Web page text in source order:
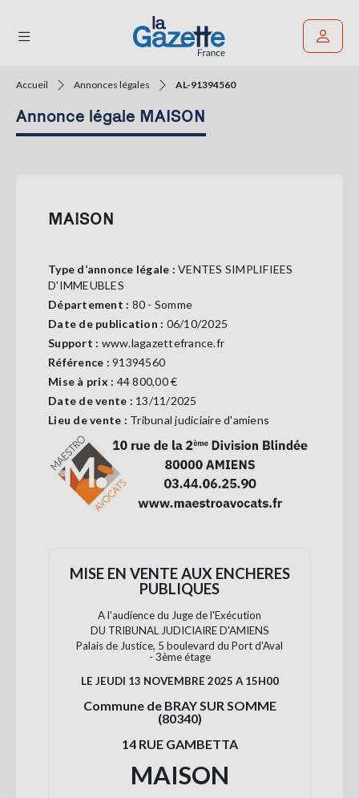
THÉMATIQUES
SERVICES
GAZETTE
Se
connecter
Accueil Annonces légales AL-91394560
Annonce légale MAISON
MAISON
Type d’annonce légale : VENTES SIMPLIFIEES
D'IMMEUBLES
Département : 80 - Somme
Date de publication : 06/10/2025
Support : www.lagazettefrance.fr
Référence : 91394560
Mise à prix : 44 800,00 €
Date de vente : 13/11/2025
Lieu de vente : Tribunal judiciaire d'amiens
MISE EN VENTE AUX ENCHERES
PUBLIQUES
A l'audience du Juge de l'Exécution
DU TRIBUNAL JUDICIAIRE D'AMIENS
Palais de Justice, 5 boulevard du Port d'Aval
- 3èmeétage
LE JEUDI 13 NOVEMBRE 2025 A 15H00
Commune de BRAY SUR SOMME
(80340)
14 RUE GAMBETTA
MAISON